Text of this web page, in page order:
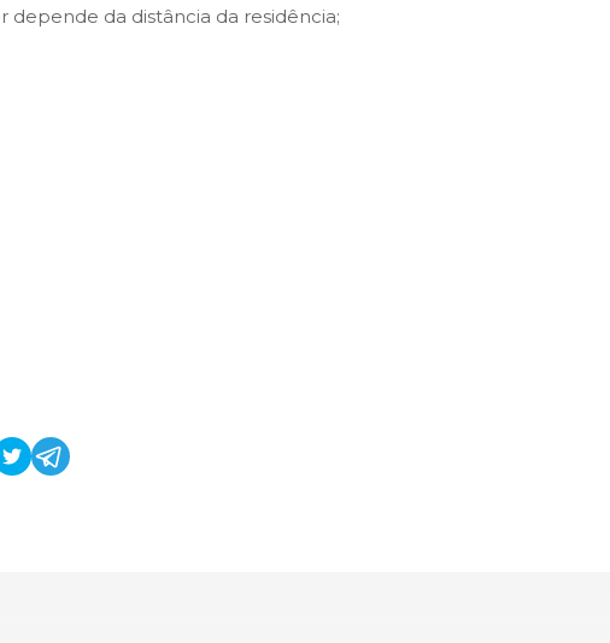
depende da distância da residência;